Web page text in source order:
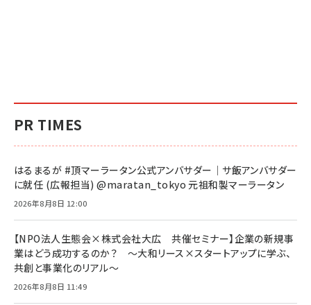
PR TIMES
はるまるが #頂マーラータン公式アンバサダー｜サ飯アンバサダー
に就任 (広報担当) @maratan_tokyo 元祖和製マーラータン
2026年8月8日 12:00
【NPO法人生態会×株式会社大広 共催セミナー】企業の新規事
業はどう成功するのか？ ～大和リース×スタートアップに学ぶ、
共創と事業化のリアル～
2026年8月8日 11:49